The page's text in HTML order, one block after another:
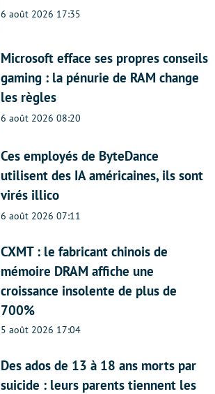
6 août 2026 17:35
Microsoft efface ses propres conseils
gaming : la pénurie de RAM change
les règles
6 août 2026 08:20
Ces employés de ByteDance
utilisent des IA américaines, ils sont
virés illico
6 août 2026 07:11
CXMT : le fabricant chinois de
mémoire DRAM affiche une
croissance insolente de plus de
700%
5 août 2026 17:04
Des ados de 13 à 18 ans morts par
suicide : leurs parents tiennent les